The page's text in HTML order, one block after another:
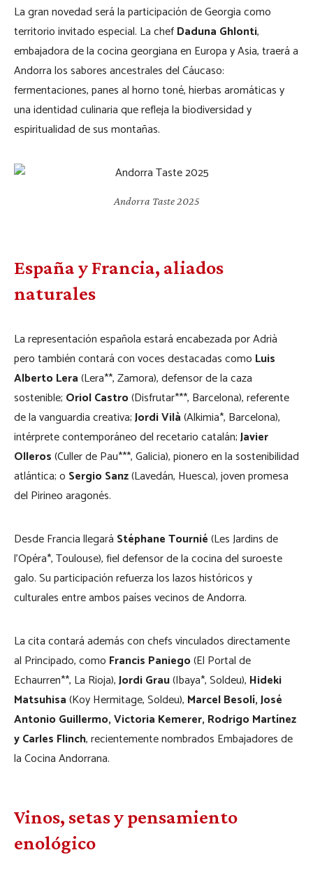
La gran novedad será la participación de Georgia como
territorio invitado especial. La chefDaduna Ghlonti,
embajadora de la cocina georgiana en Europa y Asia, traerá a
Andorra los sabores ancestrales del Cáucaso:
fermentaciones, panes al horno toné, hierbas aromáticas y
una identidad culinaria que refleja la biodiversidad y
espiritualidad de sus montañas.
Andorra Taste 2025
España y Francia, aliados
naturales
La representación española estará encabezada por Adrià
pero también contará con voces destacadas como Luis
Alberto Lera(Lera**, Zamora), defensor de la caza
sostenible; Oriol Castro(Disfrutar***, Barcelona), referente
de la vanguardia creativa;Jordi Vilà(Alkimia*, Barcelona),
intérprete contemporáneo del recetario catalán;Javier
Olleros(Culler de Pau***, Galicia), pionero en la sostenibilidad
atlántica; o Sergio Sanz(Lavedán, Huesca), joven promesa
del Pirineo aragonés.
Desde Francia llegará Stéphane Tournié(Les Jardins de
l’Opéra*, Toulouse), fiel defensor de la cocina del suroeste
galo. Su participación refuerza los lazos históricos y
culturales entre ambos países vecinos de Andorra.
La cita contará además con chefs vinculados directamente
al Principado, como Francis Paniego(El Portal de
Echaurren**, La Rioja),Jordi Grau(Ibaya*, Soldeu), Hideki
Matsuhisa(Koy Hermitage, Soldeu), Marcel Besolí, José
Antonio Guillermo, Victoria Kemerer, Rodrigo Martínez
y Carles Flinch, recientemente nombrados Embajadores de
la Cocina Andorrana.
Vinos, setas y pensamiento
enológico